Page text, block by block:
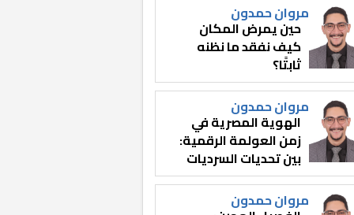
مروان حمدون
حين يمرض المكان
كيف نفقد ما نظنه
ثابتًا؟
مروان حمدون
الهوية المصرية في
زمن العولمة الرقمية:
بين تحديات السرديات
وصناعة الوعي
مروان حمدون